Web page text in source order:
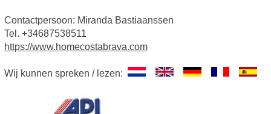
Contactpersoon: Miranda Bastiaanssen
Tel. +34687538511
https://www.homecostabrava.com
Wij kunnen spreken / lezen: